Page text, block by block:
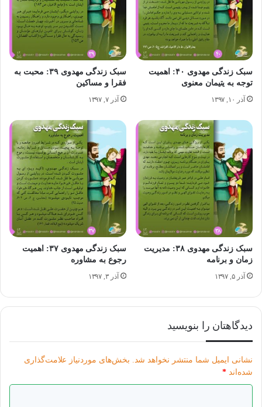
جامع الاخبارص ۳۷
بخش پیام های مهدوی "سبک زنگی مهدوی"
سبک زندگی مهدوی ۴۰: اهمیت
توجه به یتیمان معنوی
آذر ۱۰, ۱۳۹۷
سبک زندگی مهدوی ۳۹: محبت به
فقرا و مساکین
آذر ۷, ۱۳۹۷
سبک زندگی مهدوی ۳۸: مدیریت
زمان و برنامه
آذر ۵, ۱۳۹۷
سبک زندگی مهدوی ۳۷: اهمیت
رجوع به مشاوره
آذر ۳, ۱۳۹۷
دیدگاهتان را بنویسید
نشانی ایمیل شما منتشر نخواهد شد. بخش‌های موردنیاز علامت‌گذاری
شده‌اند *